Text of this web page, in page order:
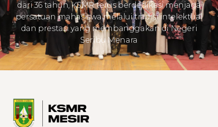
dari 36 tahun, KSMR terus berdedikasi menjaga
persatuan mahasiswa melalui tradisi intelektual
dan prestasi yang membanggakan di Negeri
Seribu Menara